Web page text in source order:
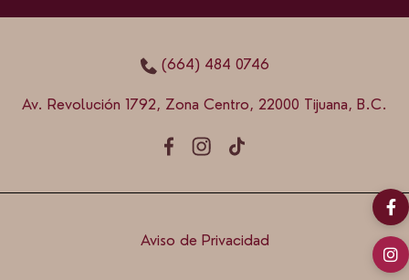
(664) 484 0746
Av. Revolución 1792, Zona Centro, 22000 Tijuana, B.C.
Aviso de Privacidad